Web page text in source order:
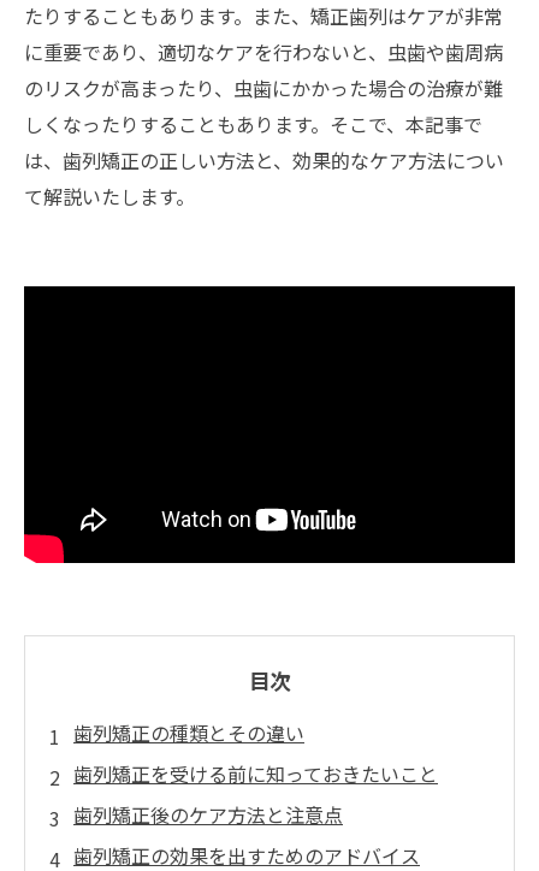
たりすることもあります。また、矯正歯列はケアが非常
に重要であり、適切なケアを行わないと、虫歯や歯周病
のリスクが高まったり、虫歯にかかった場合の治療が難
しくなったりすることもあります。そこで、本記事で
は、歯列矯正の正しい方法と、効果的なケア方法につい
て解説いたします。
目次
歯列矯正の種類とその違い
歯列矯正を受ける前に知っておきたいこと
歯列矯正後のケア方法と注意点
歯列矯正の効果を出すためのアドバイス